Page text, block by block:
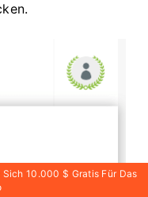
10.000 $ Gratis Für Das